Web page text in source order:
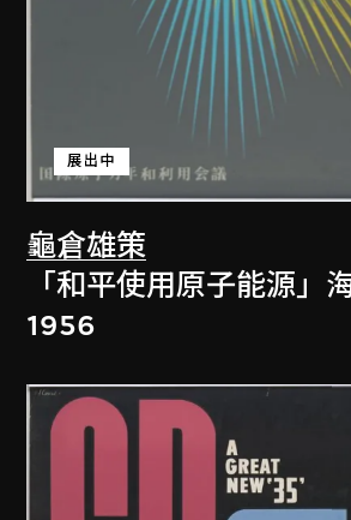
龜倉雄策
展出中
「和平使用原子能源」
1956